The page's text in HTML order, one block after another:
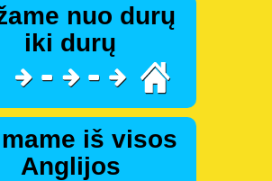
nuo durų
iki durų
iš visos
Anglijos